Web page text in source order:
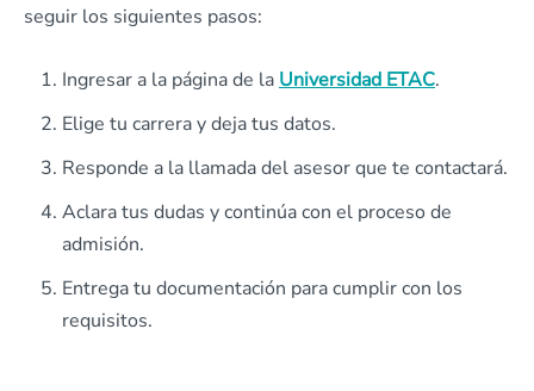
seguir los siguientes pasos:
Ingresar a la página de la Universidad ETAC.
Elige tu carrera y deja tus datos.
Responde a la llamada del asesor que te contactará.
Aclara tus dudas y continúa con el proceso de
admisión.
Entrega tu documentación para cumplir con los
requisitos.